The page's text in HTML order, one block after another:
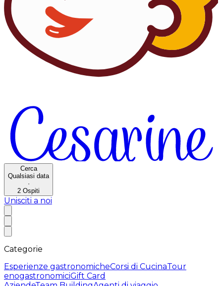
Cerca
Qualsiasi data
·
2 Ospiti
Unisciti a noi
Categorie
Esperienze gastronomicheCorsi di CucinaTour
enogastronomiciGift Card